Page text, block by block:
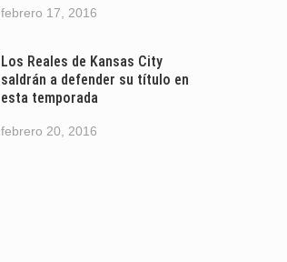
febrero 17, 2016
Los Reales de Kansas City
saldrán a defender su título en
esta temporada
febrero 20, 2016